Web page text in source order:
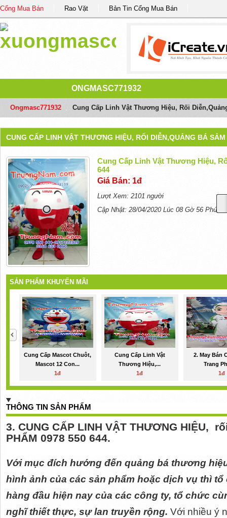
Cổng Mua Bán Rao Vặt Bản Tin Cổng Mua Bán
ONGMASC771932
Ongmasc771932 Cung Cấp Linh Vật Thương Hiệu, Rối
CUNG CẤP LINH VẬT THƯƠNG HIỆU, RỐI DIỄN,QUẢNG BÁ
Cung Cấp Linh Vật Thương Hiệu,
644
Giá Bán: 1đ
Lượt Xem: 2101 người
Cập Nhật: 28/04/2020 Lúc 08 Gờ 56 Phút
SẢN PHẨM KHUYẾN MÃI
Cung Cấp Mascot Chuôt,
Mascot 12 Con...
1đ
Cung Cấp Linh Vật
Thương Hiệu,...
1đ
2. May Bán
Trang
1đ
THÔNG TIN SẢN PHẨM
3. CUNG CẤP LINH VẬT THƯƠNG HIỆU,
PHẨM 0978 550 644.
Với mục đích hướng đến quảng bá thương
hình ảnh của các sản phẩm hoặc dịch vụ thì
hàng đầu hiện nay của các công ty, tổ chức
nghĩ thiết thực, sự lan truyền rộng. Với nhiều ý